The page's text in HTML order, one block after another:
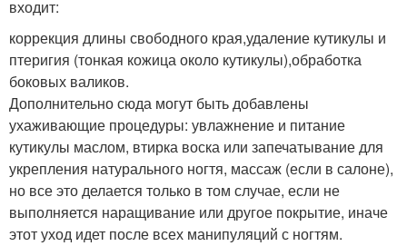
входит:
коррекция длины свободного края,удаление кутикулы и
птеригия (тонкая кожица около кутикулы),обработка
боковых валиков.
Дополнительно сюда могут быть добавлены
ухаживающие процедуры: увлажнение и питание
кутикулы маслом, втирка воска или запечатывание для
укрепления натурального ногтя, массаж (если в салоне),
но все это делается только в том случае, если не
выполняется наращивание или другое покрытие, иначе
этот уход идет после всех манипуляций с ногтям.